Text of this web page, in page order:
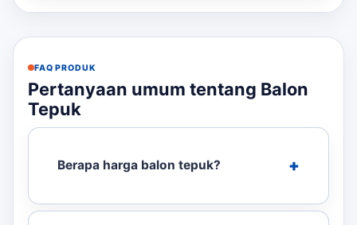
FAQ PRODUK
Pertanyaan umum tentang Balon
Tepuk
Berapa harga balon tepuk?